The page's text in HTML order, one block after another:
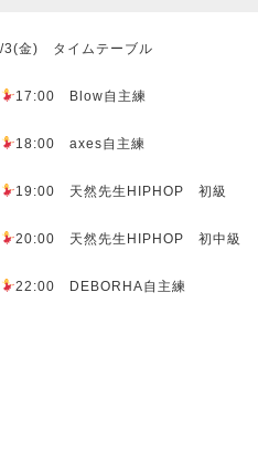
/3(金) タイムテーブル
17:00 Blow自主練
18:00 axes自主練
19:00 天然先生HIPHOP 初級
20:00 天然先生HIPHOP 初中級
22:00 DEBORHA自主練